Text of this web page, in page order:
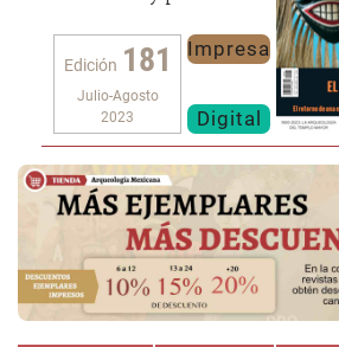
Edición 181
Julio-Agosto
2023
Impresa
Digital